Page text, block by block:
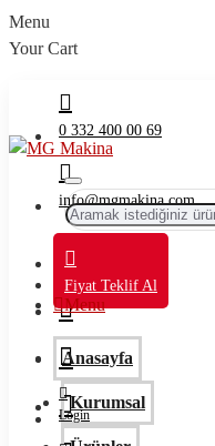
Menu
Your Cart
0 332 400 00 69
info@mgmakina.com
Fiyat Teklif Al
Menu
Anasayfa
Kurumsal
Login